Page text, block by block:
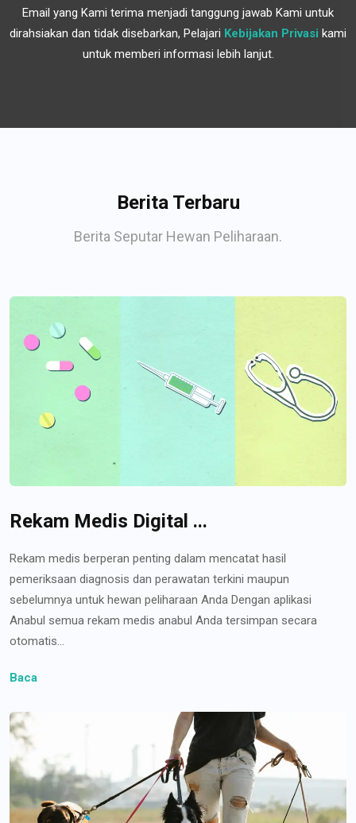
Email yang Kami terima menjadi tanggung jawab Kami untuk
dirahsiakan dan tidak disebarkan, Pelajari Kebijakan Privasi kami
untuk memberi informasi lebih lanjut.
Berita Terbaru
Berita Seputar Hewan Peliharaan.
Rekam Medis Digital ...
Rekam medis berperan penting dalam mencatat hasil
pemeriksaan diagnosis dan perawatan terkini maupun
sebelumnya untuk hewan peliharaan Anda Dengan aplikasi
Anabul semua rekam medis anabul Anda tersimpan secara
otomatis...
Baca